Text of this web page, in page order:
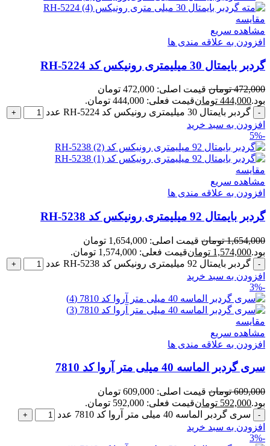
مقایسه
مشاهده سریع
افزودن به علاقه مندی ها
گردبر بایمتال 30 میلیمتری رونیکس کد RH-5224
472,000 تومان
قیمت اصلی: 472,000 تومان
بود.444,000 تومانقیمت فعلی: 444,000 تومان.
گردبر بایمتال 30 میلیمتری رونیکس کد RH-5224 عدد
افزودن به سبد خرید
-5%
مقایسه
مشاهده سریع
افزودن به علاقه مندی ها
گردبر بایمتال 92 میلیمتری رونیکس کد RH-5238
1,654,000 تومان
قیمت اصلی: 1,654,000 تومان
بود.1,574,000 تومانقیمت فعلی: 1,574,000 تومان.
گردبر بایمتال 92 میلیمتری رونیکس کد RH-5238 عدد
افزودن به سبد خرید
-3%
مقایسه
مشاهده سریع
افزودن به علاقه مندی ها
سری گردبر الماسه 40 میلی متر آروا کد 7810
609,000 تومان
قیمت اصلی: 609,000 تومان
بود.592,000 تومانقیمت فعلی: 592,000 تومان.
سری گردبر الماسه 40 میلی متر آروا کد 7810 عدد
افزودن به سبد خرید
-3%